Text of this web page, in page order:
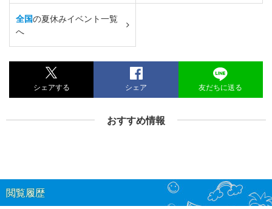
全国の夏休みイベント一覧
へ
シェアする シェア 友だちに送る
おすすめ情報
閲覧履歴